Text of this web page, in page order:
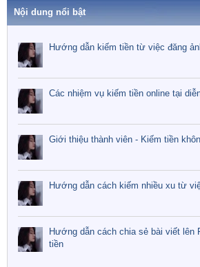
Nội dung nổi bật
Hướng dẫn kiếm tiền từ việc đăng
Các nhiệm vụ kiếm tiền online tại
Giới thiệu thành viên - Kiếm tiền
Hướng dẫn cách kiếm nhiều xu từ
Hướng dẫn cách chia sẻ bài viết lên
tiền